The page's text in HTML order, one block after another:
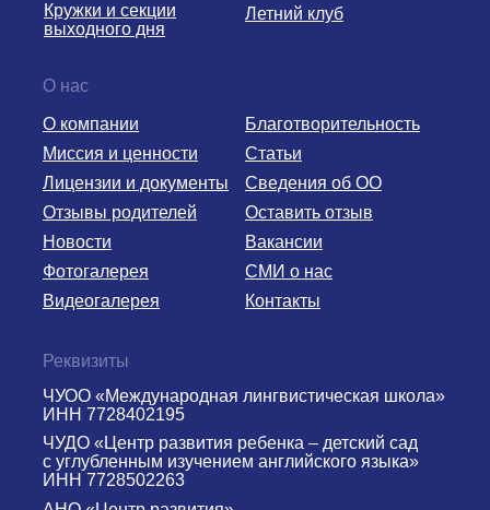
ЧУДО «Центр развития ребенка – детский сад
с углубленным изучением английского языка»
ИНН 7728502263
ЧУОО «Международная лингвистическая школа»
ИНН 7728402195
Реквизиты
Сведения об ОО
Вакансии
Оставить отзыв
Новости
Благотворительность
Видеогалерея
Фотогалерея
О компании
Отзывы родителей
Миссия и ценности
Статьи
Лицензии и документы
СМИ о нас
Контакты
О нас
Кружки и секции
выходного дня
Летний клуб